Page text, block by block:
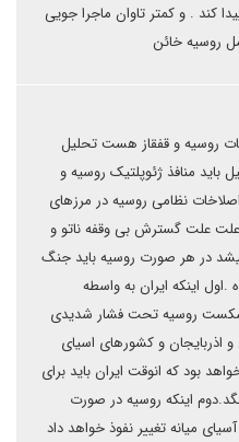
کند . و کمتر تاوان ماجرا جویی
روسیه خائن
روسیه و قفقاز هست تحلیل
باید منافذ ژئوپلتیک روسیه و
های دوران مدودوف در ۲۰۱۰ و اصلاخات نظامی روسیه در مرزهای
علت علت گسترش بی وقفه ناتو و
در هر صورت روسیه باید جنگ
اینکه ایران به واسطه
روسیه تحت فشار شدیدی
و اذربایجان و کشورهای اسیای
بود که انوقت ایران باید برای
اینکه روسیه در صورت
میانه تغییر نفوذ خواهد داد